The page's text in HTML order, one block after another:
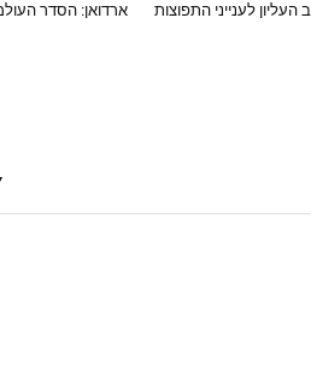
ארדואן: הסדר
העליון לענייני התפוצות